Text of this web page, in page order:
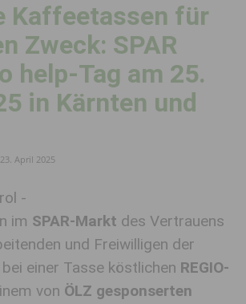
Kaffeetassen für
Zweck: SPAR
help-Tag am 25.
in Kärnten und
23. April 2025
-
im SPAR-Markt des Vertrauens
und Freiwilligen der
bei einer Tasse köstlichen REGIO-
von ÖLZ gesponserten